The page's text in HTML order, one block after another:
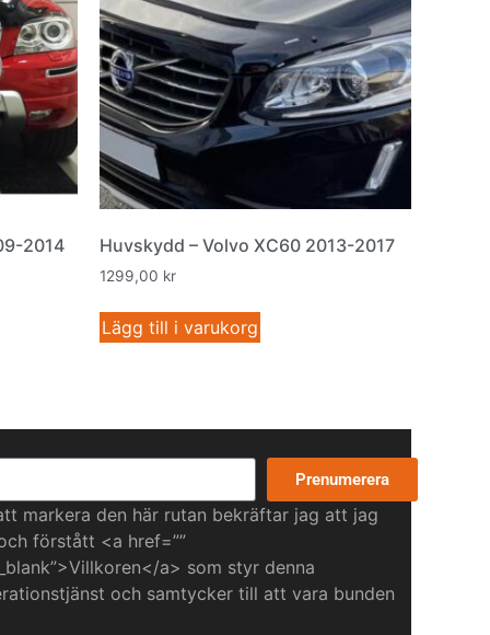
2014 Huvskydd – Volvo XC60 2013-2017
1299,00 kr
Lägg till i varukorg
Prenumerera
markera den här rutan bekräftar jag att jag
förstått <a href=””
a> som styr denna
och samtycker till att vara bunden